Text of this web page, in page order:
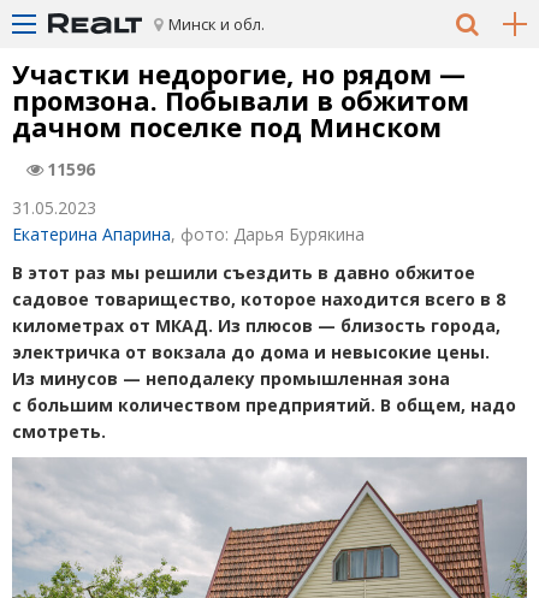
Минск и обл.
Участки недорогие, но рядом —
промзона. Побывали в обжитом
дачном поселке под Минском
11596
31.05.2023
Екатерина Апарина, фото: Дарья Бурякина
В этот раз мы решили съездить в давно обжитое
садовое товарищество, которое находится всего в 8
километрах от МКАД. Из плюсов — близость города,
электричка от вокзала до дома и невысокие цены.
Из минусов — неподалеку промышленная зона
с большим количеством предприятий. В общем, надо
смотреть.